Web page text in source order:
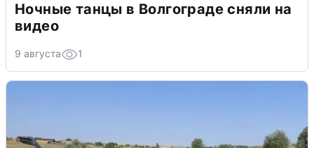
Ночные танцы в Волгограде сняли на
видео
9 августа 1